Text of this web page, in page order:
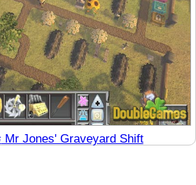
تحميل مجاني Mr Jones' Graveyard Shift